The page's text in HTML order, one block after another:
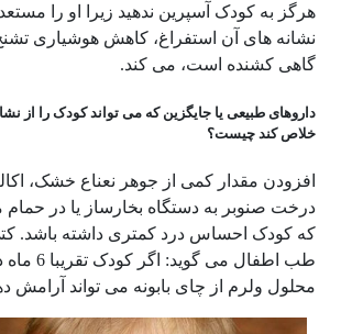
هرگز به کودک آسپرین ندهید زیرا او را
نشانه های آن استفراغ، کاهش هوشیاری
گاهی کشنده است، می کند.
داروهای طبیعی یا جایگزین که می تواند کودک را از
خلاص کند چیست؟
افزودن مقدار کمی از جوهر نعناع خشک،
درخت صنوبر به دستگاه بخارساز یا در حمام
که کودک احساس درد کمتری داشته باشد.
طب اطفال می
محلول ولرم از چای بابونه می تواند آرامش